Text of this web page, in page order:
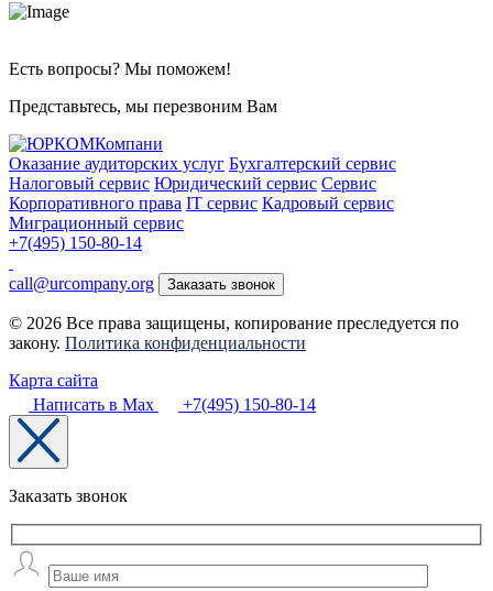
Есть вопросы? Мы поможем!
Представьтесь, мы перезвоним Вам
Оказание аудиторских услуг Бухгалтерский сервис
Налоговый сервис Юридический сервис Сервис
Корпоративного права IT сервис Кадровый сервис
Миграционный сервис
+7(495) 150-80-14
call@urcompany.org Заказать звонок
© 2026 Все права защищены, копирование преследуется по
закону. Политика конфиденциальности
Карта сайта
Написать в Max
+7(495) 150-80-14
Заказать звонок